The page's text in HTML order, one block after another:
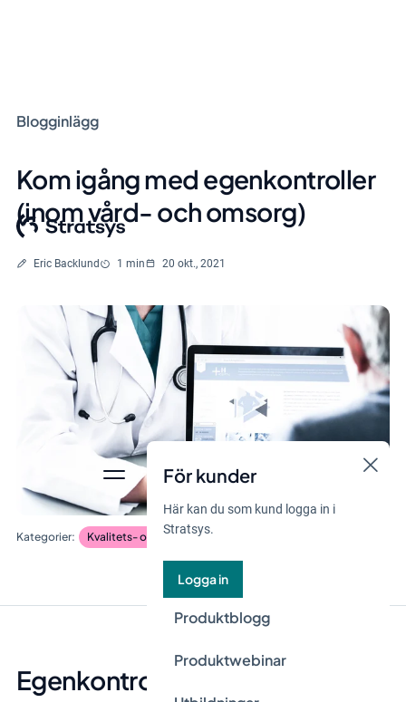
För kunder
Här kan du som kund logga in i
Stratsys.
Logga in
Produktblogg
Produktwebinar
Blogginlägg
Kom igång med egenkontroller
(inom vård- och omsorg)
Skriven av
Eric Backlund Lästid
1 min 20 okt., 2021
Kvalitets- och Patientsäkerhetsarbete
Egenkontroller gäller alla vård-